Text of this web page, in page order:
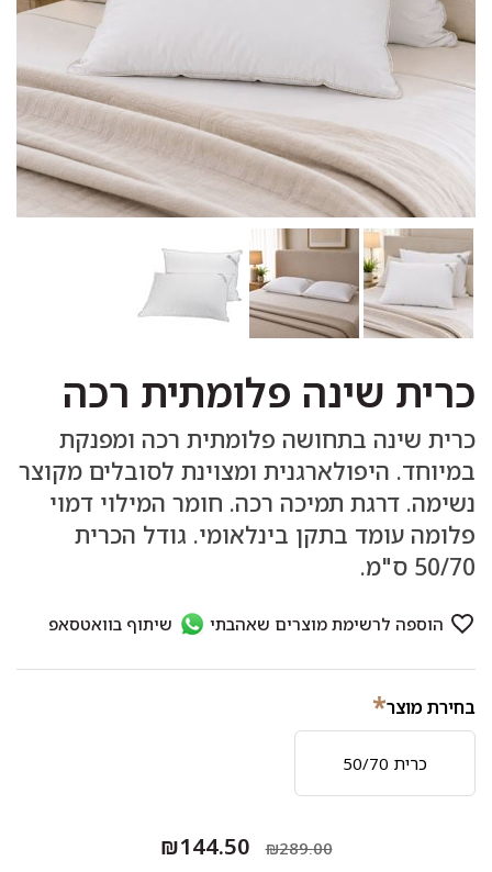
כרית שינה פלומתית רכה
כרית שינה בתחושה פלומתית רכה ומפנקת
במיוחד. היפולארגנית ומצוינת לסובלים מקוצר
נשימה. דרגת תמיכה רכה. חומר המילוי דמוי
פלומה עומד בתקן בינלאומי. גודל הכרית
50/70 ס"מ.
בחירת מוצר*
כרית 50/70
₪289.00
₪144.50